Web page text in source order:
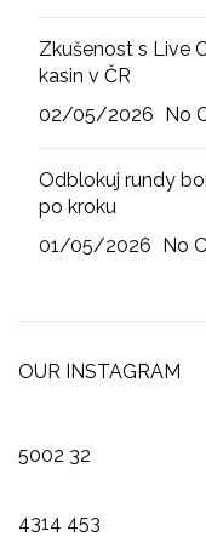
Zkušenost s Live
kasin v ČR
02/05/2026 No
Odblokuj rundy
po kroku
01/05/2026 No
OUR INSTAGRAM
5002 32
4314 453